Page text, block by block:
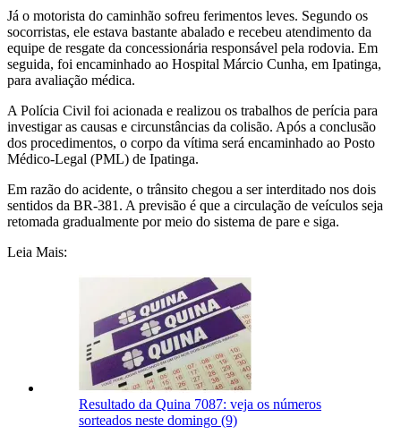
Já o motorista do caminhão sofreu ferimentos leves. Segundo os
socorristas, ele estava bastante abalado e recebeu atendimento da
equipe de resgate da concessionária responsável pela rodovia. Em
seguida, foi encaminhado ao Hospital Márcio Cunha, em Ipatinga,
para avaliação médica.
A Polícia Civil foi acionada e realizou os trabalhos de perícia para
investigar as causas e circunstâncias da colisão. Após a conclusão
dos procedimentos, o corpo da vítima será encaminhado ao Posto
Médico-Legal (PML) de Ipatinga.
Em razão do acidente, o trânsito chegou a ser interditado nos dois
sentidos da BR-381. A previsão é que a circulação de veículos seja
retomada gradualmente por meio do sistema de pare e siga.
Leia Mais:
Resultado da Quina 7087: veja os números
sorteados neste domingo (9)